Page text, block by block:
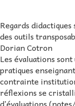
Regards
des outils
Dorian Cotron
Les évaluations
pratiques
contrainte
réflexions se